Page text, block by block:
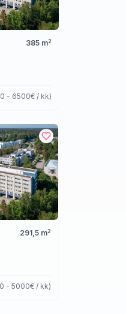
385m2
- 6500€ / kk)
291,5 m2
- 5000€ / kk)